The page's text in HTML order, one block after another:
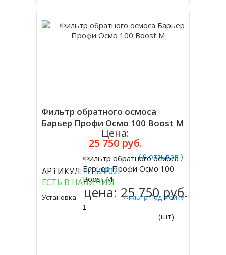
Фильтр обратного осмоса
Барьер Профи Осмо 100 Boost М
( 0 отзывов )
АРТИКУЛ:Н152Р02
ЕСТЬ В НАЛИЧИИ
Установка: Фильтр Под Мойку
Цена:
25 750 руб.
Фильтр обратного осмоса
Барьер Профи Осмо 100
Boost М
цена: 25 750 руб.
(шт)